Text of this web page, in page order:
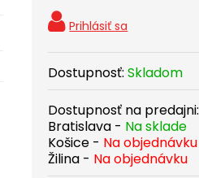
Dostupnosť: Skladom
Dostupnosť na predajni:
Bratislava - Na sklade
Košice - Na objednávku
Žilina - Na objednávku